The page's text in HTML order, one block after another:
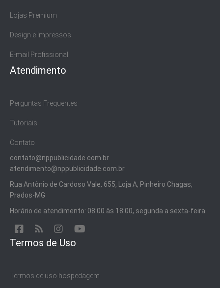
Lojas Premium
Design e Impressos
E-mail Profissional
Atendimento
Perguntas Frequentes
Tutoriais
Contato
contato@nppublicidade.com.br
atendimento@nppublicidade.com.br
Rua Antônio de Cardoso Vale, 655, Loja A, Pinheiro Chagas,
Prados-MG
Horário de atendimento: 08:00 às 18:00, segunda a sexta-feira.
Termos de Uso
Termos de uso hospedagem